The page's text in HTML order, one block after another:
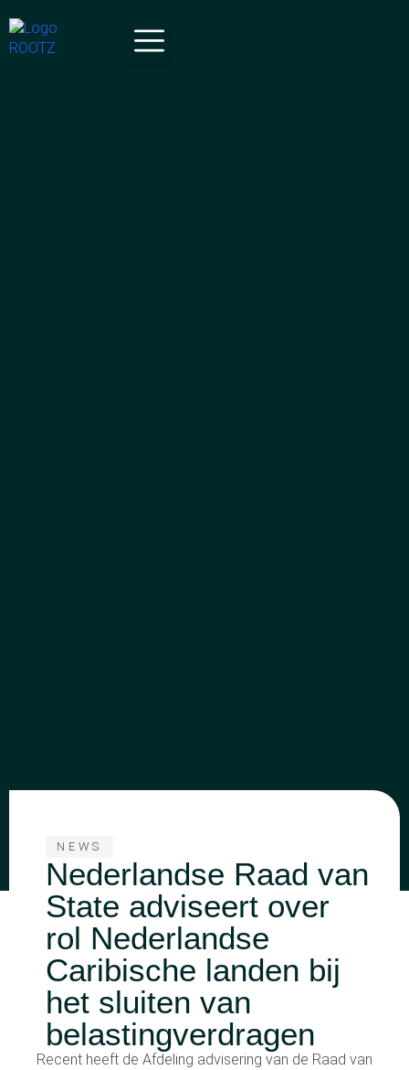
NEWS
Nederlandse Raad van
State adviseert over
rol Nederlandse
Caribische landen bij
het sluiten van
belastingverdragen
Recent heeft de Afdeling advisering van de Raad van